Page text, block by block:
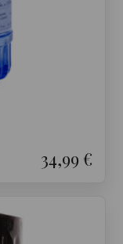
34,99 €